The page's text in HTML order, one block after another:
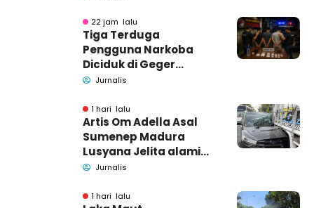
22 jam lalu
Tiga Terduga
Pengguna Narkoba
Diciduk di Geger
Bangkalan, Polisi Masih
Barang Bukti
Jurnalis
1 hari lalu
Artis Om Adella Asal
Sumenep Madura
Lusyana Jelita alami
kecelakaan di Wonogiri
Jurnalis
1 hari lalu